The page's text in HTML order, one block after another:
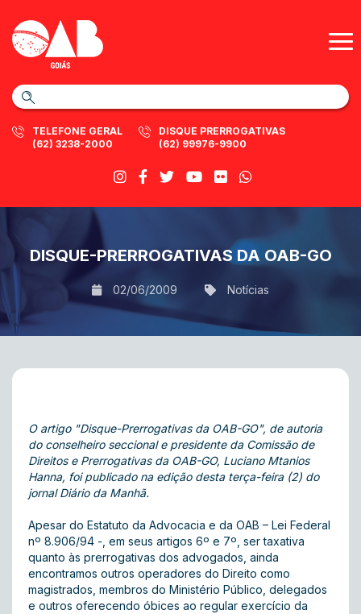
TELEFONE GERAL
(62) 3238-2000
DISQUE PRERROGATIVAS
(62) 99976-9900
DISQUE-PRERROGATIVAS DA OAB-GO
02/06/2009 Notícias
O artigo "Disque-Prerrogativas da OAB-GO", de autoria
do conselheiro seccional e presidente da Comissão de
Direitos e Prerrogativas da OAB-GO, Luciano Mtanios
Hanna, foi publicado na edição desta terça-feira (2) do
jornal Diário da Manhã.
Apesar do Estatuto da Advocacia e da OAB – Lei Federal
nº 8.906/94 -, em seus artigos 6º e 7º, ser taxativa
quanto às prerrogativas dos advogados, ainda
encontramos outros operadores do Direito como
magistrados, membros do Ministério Público, delegados
e outros oferecendo óbices ao regular exercício da